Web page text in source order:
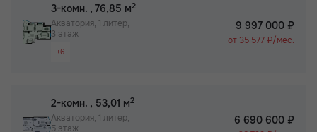
3-комн. , 76,85 м2
Акватория, 1 литер,
3 этаж
+6
Большая кухня
9 997 000 ₽
от 35 577 ₽/мес.
2-комн. , 53,01 м2
Акватория, 1 литер,
5 этаж
6 690 600 ₽